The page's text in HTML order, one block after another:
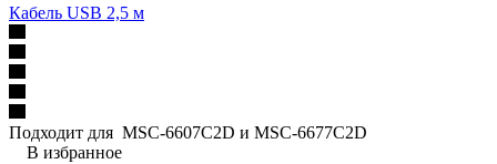
Кабель USB 2,5 м
Подходит для MSC-6607C2D и MSC-6677C2D
В избранное